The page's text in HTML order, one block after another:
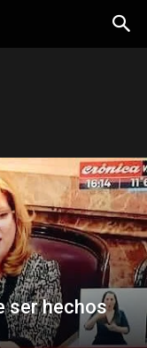
ser hechos